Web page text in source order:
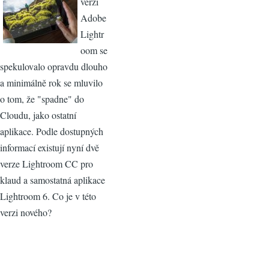
Adobe
Lightr
oom se
spekulovalo opravdu dlouho
a minimálně rok se mluvilo
o tom, že "spadne" do
Cloudu, jako ostatní
aplikace. Podle dostupných
informací existují nyní dvě
verze Lightroom CC pro
klaud a samostatná aplikace
Lightroom 6. Co je v této
verzi nového?